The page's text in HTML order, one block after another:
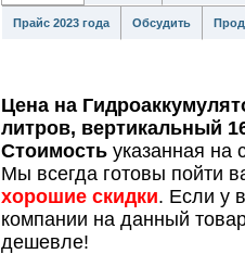
Прайс 2023 года Обсудить
Цена на
литров, вертикальный
Стоимость указанная на
Мы всегда готовы пойти
хорошие скидки. Если у
компании на данный
дешевле!